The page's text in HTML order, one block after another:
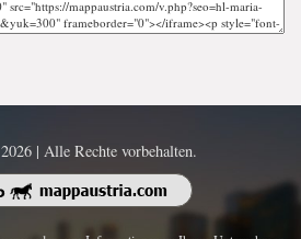
| Alle Rechte vorbehalten.